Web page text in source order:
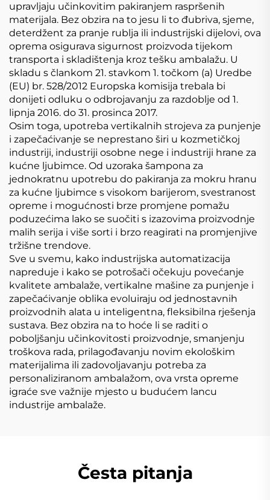
upravljaju učinkovitim pakiranjem raspršenih
materijala. Bez obzira na to jesu li to đubriva, sjeme,
deterdžent za pranje rublja ili industrijski dijelovi, ova
oprema osigurava sigurnost proizvoda tijekom
transporta i skladištenja kroz tešku ambalažu. U
skladu s člankom 21. stavkom 1. točkom (a) Uredbe
(EU) br. 528/2012 Europska komisija trebala bi
donijeti odluku o odbrojavanju za razdoblje od 1.
lipnja 2016. do 31. prosinca 2017.
Osim toga, upotreba vertikalnih strojeva za punjenje
i zapečaćivanje se neprestano širi u kozmetičkoj
industriji, industriji osobne nege i industriji hrane za
kućne ljubimce. Od uzoraka šampona za
jednokratnu upotrebu do pakiranja za mokru hranu
za kućne ljubimce s visokom barijerom, svestranost
opreme i mogućnosti brze promjene pomažu
poduzećima lako se suočiti s izazovima proizvodnje
malih serija i više sorti i brzo reagirati na promjenjive
tržišne trendove.
Sve u svemu, kako industrijska automatizacija
napreduje i kako se potrošači očekuju povećanje
kvalitete ambalaže, vertikalne mašine za punjenje i
zapečaćivanje oblika evoluiraju od jednostavnih
proizvodnih alata u inteligentna, fleksibilna rješenja
sustava. Bez obzira na to hoće li se raditi o
poboljšanju učinkovitosti proizvodnje, smanjenju
troškova rada, prilagođavanju novim ekološkim
materijalima ili zadovoljavanju potreba za
personaliziranom ambalažom, ova vrsta opreme
igraće sve važnije mjesto u budućem lancu
industrije ambalaže.
Česta pitanja